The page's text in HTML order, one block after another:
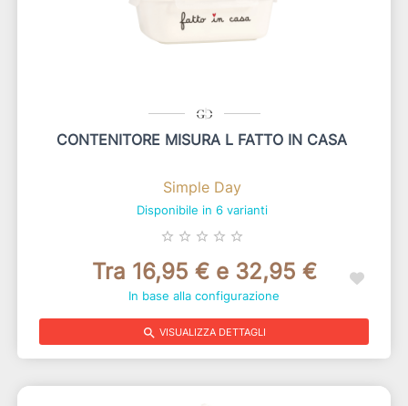
CONTENITORE MISURA L FATTO IN CASA
Simple Day
Disponibile in 6 varianti
star_border star_border star_border star_border star_border
Tra 16,95 € e 32,95 €
In base alla configurazione
search VISUALIZZA DETTAGLI